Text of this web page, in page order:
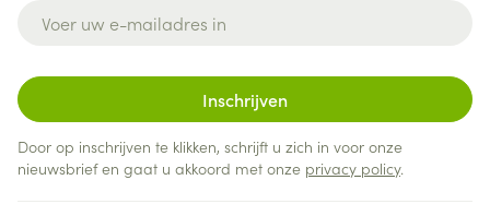
Inschrijven
Door op inschrijven te klikken, schrijft u zich in voor onze
nieuwsbrief en gaat u akkoord met onze privacy policy.